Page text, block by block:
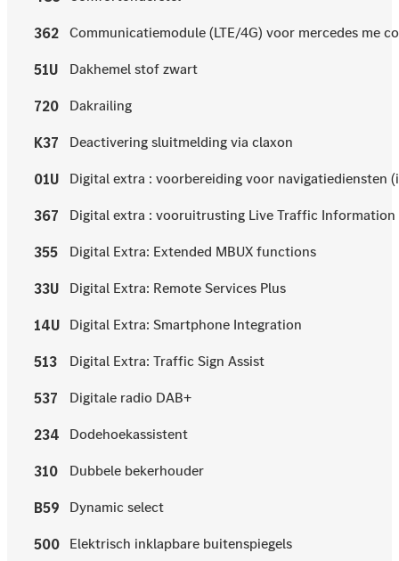
362 Communicatiemodule (LTE/4G) voor mercedes me
51U Dakhemel stof zwart
720 Dakrailing
K37 Deactivering sluitmelding via claxon
01U Digital extra : voorbereiding voor navigatiediensten
367 Digital extra : vooruitrusting Live Traffic Information
355 Digital Extra: Extended MBUX functions
33U Digital Extra: Remote Services Plus
14U Digital Extra: Smartphone Integration
513 Digital Extra: Traffic Sign Assist
537 Digitale radio DAB+
234 Dodehoekassistent
310 Dubbele bekerhouder
B59 Dynamic select
500 Elektrisch inklapbare buitenspiegels